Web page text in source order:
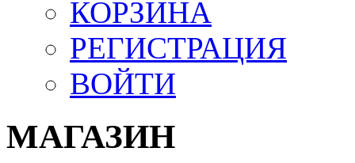
КОРЗИНА
РЕГИСТРАЦИЯ
ВОЙТИ
МАГАЗИН